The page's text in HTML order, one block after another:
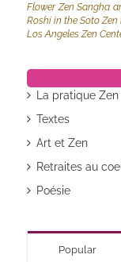
Flower Zen Sangha
Roshi in the Soto
Los Angeles Zen
La pratique Zen
Textes
Art et Zen
Retraites au
Poésie
Popular